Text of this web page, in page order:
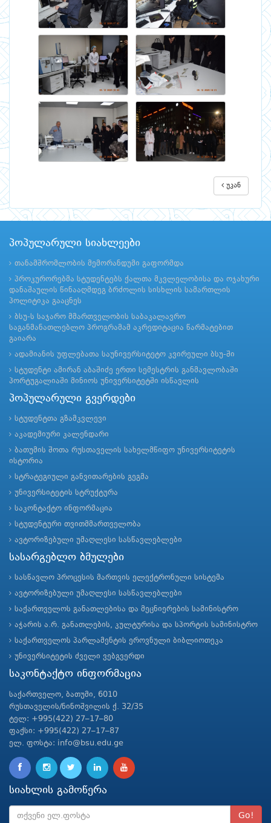
უკან
პოპულარული სიახლეები
თანამშრომლობის მემორანდუმი გაფორმდა
პროკურორებმა სტუდენტებს ქალთა მკვლელობისა და ოჯახური
დანაშაულის წინააღმდეგ ბრძოლის სისხლის სამართლის
პოლიტიკა გააცნეს
ბსუ-ს საჯარო მმართველობის საბაკალავრო
საგანმანათლებლო პროგრამამ აკრედიტაცია წარმატებით
გაიარა
ადამიანის უფლებათა საუნივერსიტეტო კვირეული ბსუ-ში
სტუდენტი ამირან აბაშიძე ერთი სემესტრის განმავლობაში
პორტუგალიაში მინიოს უნივერსიტეტში ისწავლის
პოპულარული გვერდები
სტუდენტთა გზამკვლევი
აკადემიური კალენდარი
ბათუმის შოთა რუსთაველის სახელმწიფო უნივერსიტეტის
ისტორია
სტრატეგიული განვითარების გეგმა
უნივერსიტეტის სტრუქტურა
საკონტაქტო ინფორმაცია
სტუდენტური თვითმმართველობა
ავტორიზებული უმაღლესი სასწავლებლები
სასარგებლო ბმულები
სასწავლო პროცესის მართვის ელექტრონული სისტემა
ავტორიზებული უმაღლესი სასწავლებლები
საქართველოს განათლებისა და მეცნიერების სამინისტრო
აჭარის ა.რ. განათლების, კულტურისა და სპორტის სამინისტრო
საქართველოს პარლამენტის ეროვნული ბიბლიოთეკა
უნივერსიტეტის ძველი ვებგვერდი
საკონტაქტო ინფორმაცია
საქართველო, ბათუმი, 6010
რუსთაველის/ნინოშვილის ქ. 32/35
ტელ: +995(422) 27–17–80
ფაქსი: +995(422) 27–17–87
ელ. ფოსტა: info@bsu.edu.ge
სიახლის გამოწერა
Go!